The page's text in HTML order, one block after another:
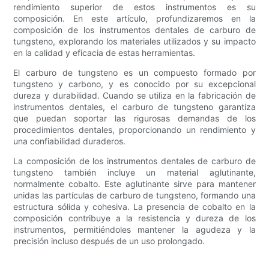
rendimiento superior de estos instrumentos es su
composición. En este artículo, profundizaremos en la
composición de los instrumentos dentales de carburo de
tungsteno, explorando los materiales utilizados y su impacto
en la calidad y eficacia de estas herramientas.
El carburo de tungsteno es un compuesto formado por
tungsteno y carbono, y es conocido por su excepcional
dureza y durabilidad. Cuando se utiliza en la fabricación de
instrumentos dentales, el carburo de tungsteno garantiza
que puedan soportar las rigurosas demandas de los
procedimientos dentales, proporcionando un rendimiento y
una confiabilidad duraderos.
La composición de los instrumentos dentales de carburo de
tungsteno también incluye un material aglutinante,
normalmente cobalto. Este aglutinante sirve para mantener
unidas las partículas de carburo de tungsteno, formando una
estructura sólida y cohesiva. La presencia de cobalto en la
composición contribuye a la resistencia y dureza de los
instrumentos, permitiéndoles mantener la agudeza y la
precisión incluso después de un uso prolongado.